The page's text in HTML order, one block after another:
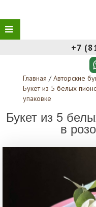
+7
Главная / Авторские
Букет из 5 белых
упаковке
Букет из 5
в